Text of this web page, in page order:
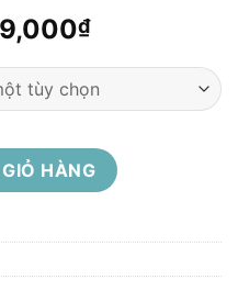
₫
HGB71BN4 số lượng
HÀNG